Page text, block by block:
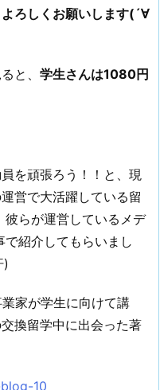
ろしくお願いします(´∀
と、 学生さんは1080円
を頑張ろう！！と、現
営で大活躍している留
らが運営しているメデ
紹介してもらいまし
)
家が学生に向けて講
換留学中に出会った著
10